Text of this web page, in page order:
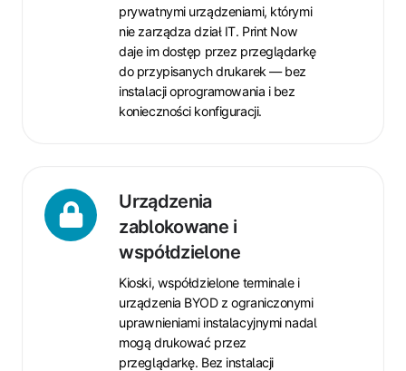
prywatnymi urządzeniami, którymi
nie zarządza dział IT. Print Now
daje im dostęp przez przeglądarkę
do przypisanych drukarek — bez
instalacji oprogramowania i bez
konieczności konfiguracji.
Urządzenia
zablokowane i
współdzielone
Kioski, współdzielone terminale i
urządzenia BYOD z ograniczonymi
uprawnieniami instalacyjnymi nadal
mogą drukować przez
przeglądarkę. Bez instalacji
zablokowane
współdzielone